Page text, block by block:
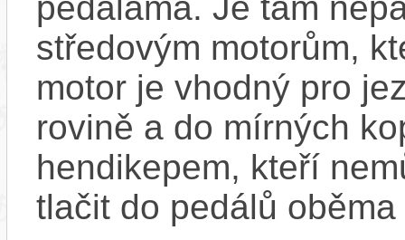
středovým motorům,
motor je vhodný pro
rovině a do mírných
hendikepem, kteří
tlačit do pedálů